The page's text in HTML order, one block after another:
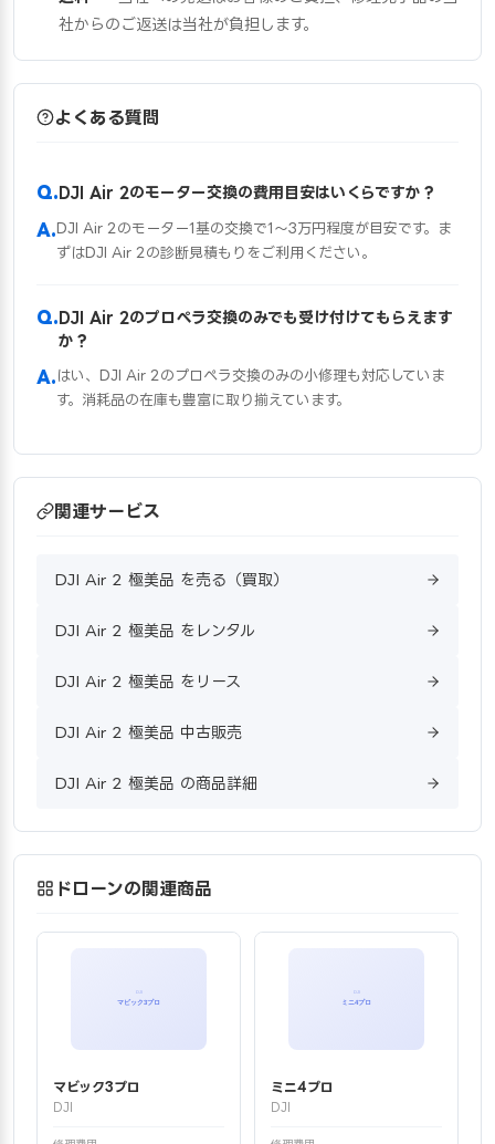
社からのご返送は当社が負担します。
よくある質問
DJI Air 2のモーター交換の費用目安はいくらですか？
DJI Air 2のモーター1基の交換で1〜3万円程度が目安です。ま
ずはDJI Air 2の診断見積もりをご利用ください。
DJI Air 2のプロペラ交換のみでも受け付けてもらえます
か？
はい、DJI Air 2のプロペラ交換のみの小修理も対応していま
す。消耗品の在庫も豊富に取り揃えています。
関連サービス
DJI Air 2 極美品 を売る（買取）
DJI Air 2 極美品 をレンタル
DJI Air 2 極美品 をリース
DJI Air 2 極美品 中古販売
DJI Air 2 極美品 の商品詳細
ドローンの関連商品
マビック3プロ
DJI
ミニ4プロ
DJI